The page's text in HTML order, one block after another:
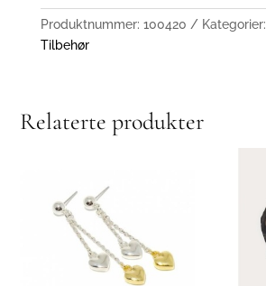
Produktnummer: 100420 Kategorier:
Tilbehør
Relaterte produkter